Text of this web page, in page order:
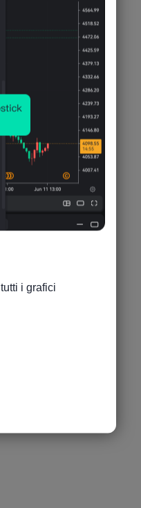
i grafici